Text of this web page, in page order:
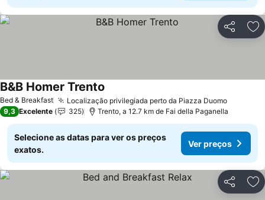
Partilhar
Bed & Breakfast Localização privilegiada perto da Piazza Duomo
B&B Homer Trento
9,3 Excelente 325 Trento, a 12.7 km de Fai della Paganella
Selecione as datas para ver os preços
exatos.
Ver preços
Partilhar